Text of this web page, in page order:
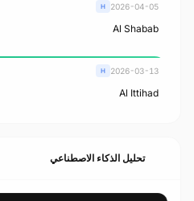
2026-04-05
H
Al Shabab
2026-03-13
H
Al Ittihad
تحليل الذكاء الاصطناعي